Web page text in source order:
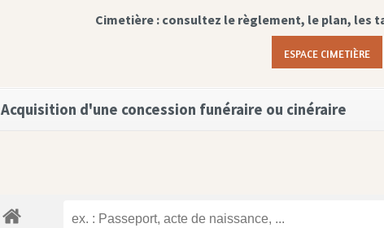
Cimetière : consultez le règlement, le plan, les
ESPACE CIMETIÈRE
Acquisition d'une concession funéraire ou cinéraire